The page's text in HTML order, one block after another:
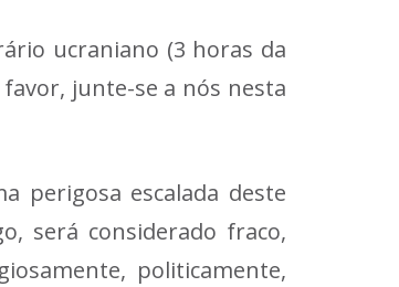
ucraniano (3 horas da
junte-se a nós nesta
perigosa escalada deste
será considerado fraco,
politicamente,